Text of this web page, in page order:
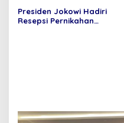
Presiden Jokowi Hadiri
Resepsi Pernikahan